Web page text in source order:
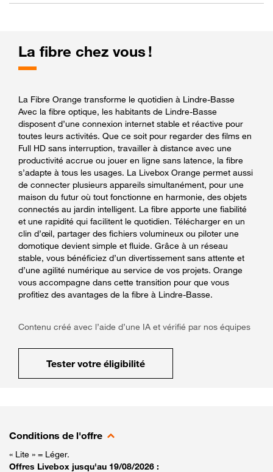
La fibre chez vous !
La Fibre Orange transforme le quotidien à Lindre-Basse
Avec la fibre optique, les habitants de Lindre-Basse
disposent d’une connexion internet stable et réactive pour
toutes leurs activités. Que ce soit pour regarder des films en
Full HD sans interruption, travailler à distance avec une
productivité accrue ou jouer en ligne sans latence, la fibre
s’adapte à tous les usages. La Livebox Orange permet aussi
de connecter plusieurs appareils simultanément, pour une
maison du futur où tout fonctionne en harmonie, des objets
connectés au jardin intelligent. La fibre apporte une fiabilité
et une rapidité qui facilitent le quotidien. Télécharger en un
clin d’œil, partager des fichiers volumineux ou piloter une
domotique devient simple et fluide. Grâce à un réseau
stable, vous bénéficiez d’un divertissement sans attente et
d’une agilité numérique au service de vos projets. Orange
vous accompagne dans cette transition pour que vous
profitiez des avantages de la fibre à Lindre-Basse.
Contenu créé avec l’aide d’une IA et vérifié par nos équipes
Tester votre éligibilité
Conditions de l'offre
« Lite » = Léger.
Offres Livebox jusqu'au 19/08/2026 :